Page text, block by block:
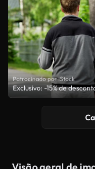
Patrocinado por iStock
Exclusivo: -15% de